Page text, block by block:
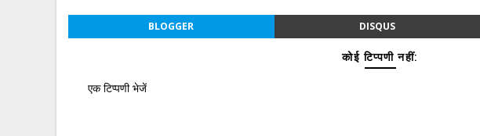
BLOGGER DISQUS
कोई टिप्पणी नहीं:
एक टिप्पणी भेजें